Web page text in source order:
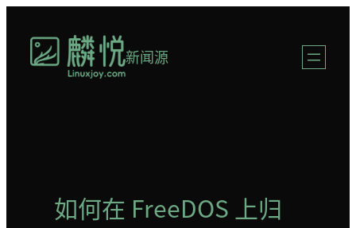
新闻源
如何在 FreeDOS 上归